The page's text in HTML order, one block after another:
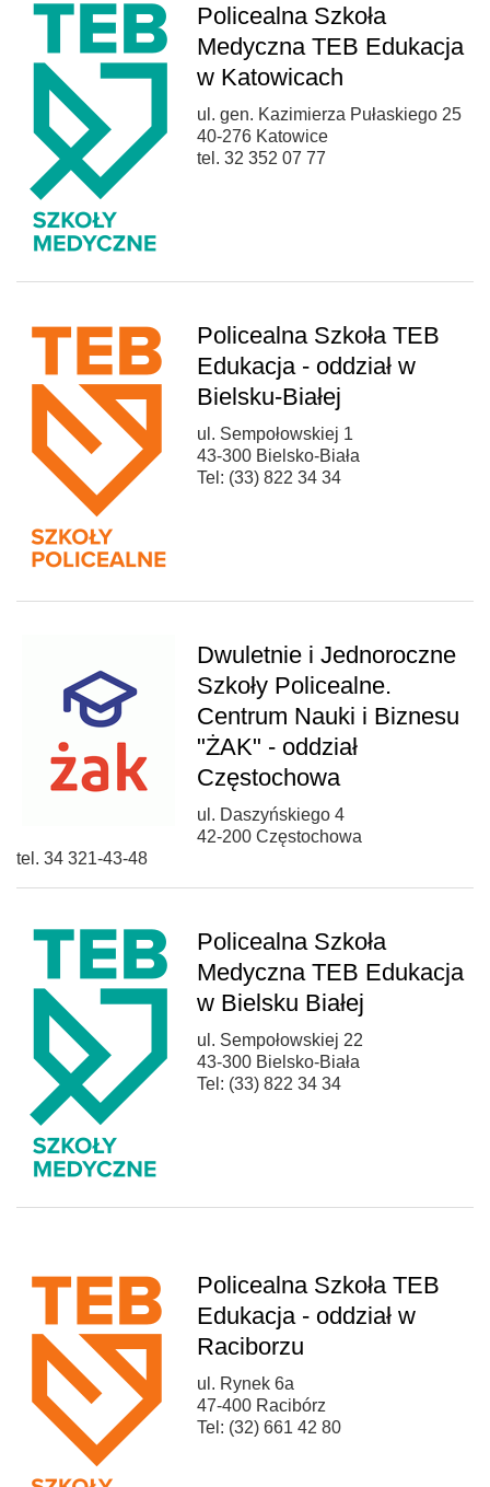
Policealna Szkoła
Medyczna TEB Edukacja
w Katowicach
ul. gen. Kazimierza Pułaskiego 25
40-276 Katowice
tel. 32 352 07 77
Policealna Szkoła TEB
Edukacja - oddział w
Bielsku-Białej
ul. Sempołowskiej 1
43-300 Bielsko-Biała
Tel: (33) 822 34 34
Dwuletnie i Jednoroczne
Szkoły Policealne.
Centrum Nauki i Biznesu
"ŻAK" - oddział
Częstochowa
ul. Daszyńskiego 4
42-200 Częstochowa
tel. 34 321-43-48
Policealna Szkoła
Medyczna TEB Edukacja
w Bielsku Białej
ul. Sempołowskiej 22
43-300 Bielsko-Biała
Tel: (33) 822 34 34
Policealna Szkoła TEB
Edukacja - oddział w
Raciborzu
ul. Rynek 6a
47-400 Racibórz
Tel: (32) 661 42 80